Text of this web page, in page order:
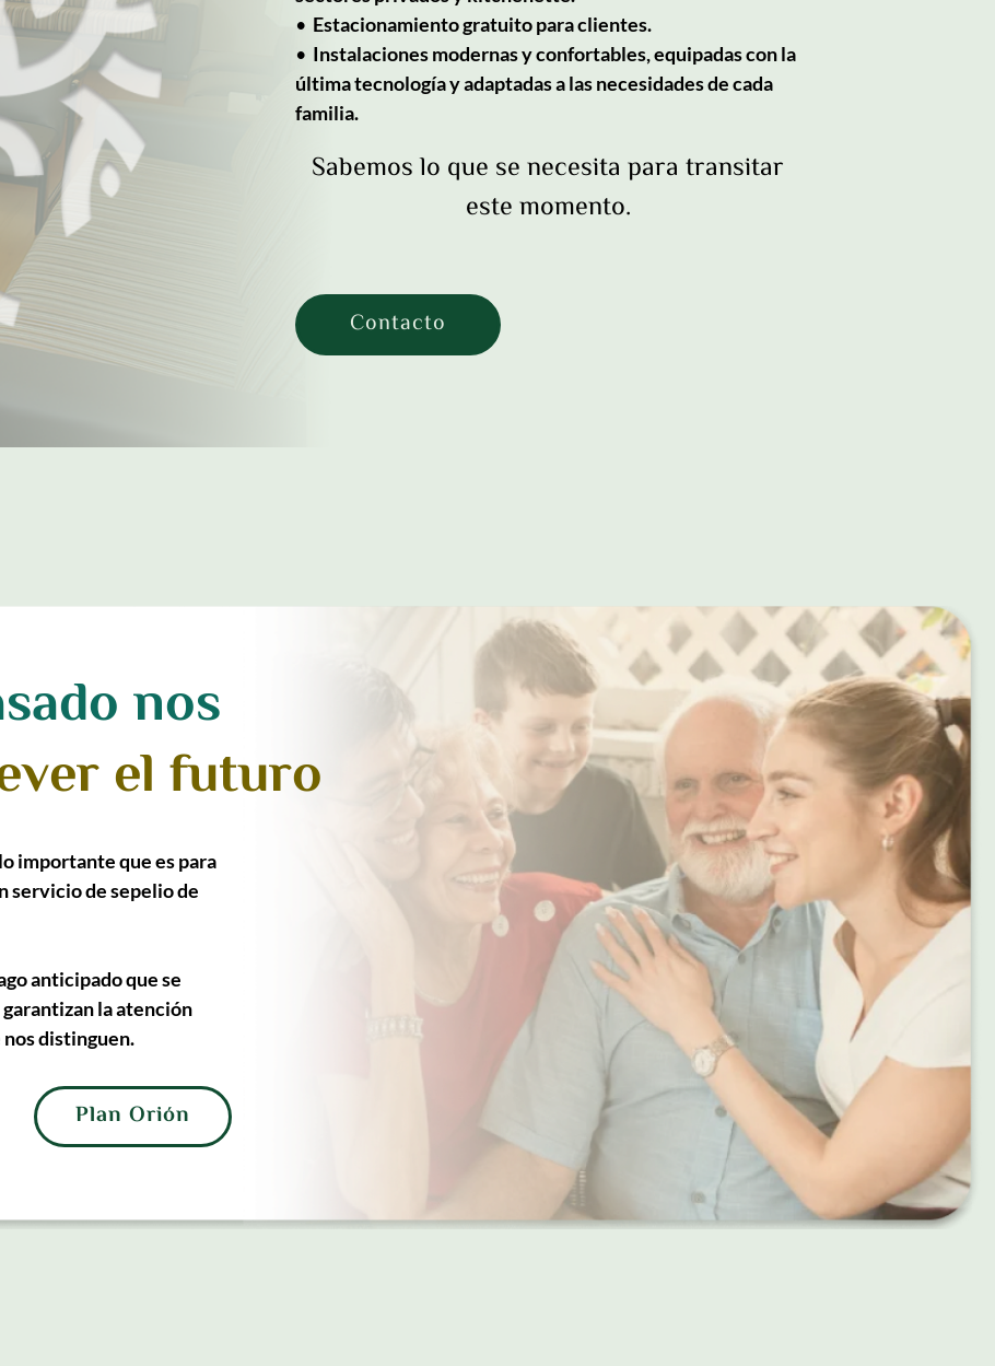
• Estacionamiento gratuito para clientes.
• Instalaciones modernas y confortables, equipadas con la
última tecnología y adaptadas a las necesidades de cada
familia.
Sabemos lo que se necesita para transitar
este momento.
Contacto
nos
el futuro
importante que es para
servicio de sepelio de
anticipado que se
garantizan la atención
distinguen.
Plan Orión